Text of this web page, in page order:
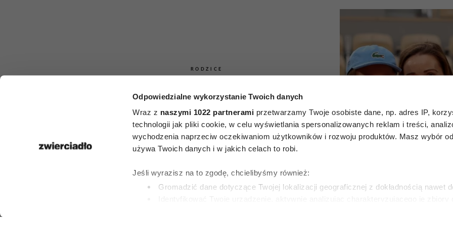
Odpowiedzialne wykorzystanie Twoich danych
Wraz z naszymi 1022 partnerami przetwarzamy Twoje osobiste dane, np. adres IP,
technologii jak pliki cookie, w celu wyświetlania spersonalizowanych reklam i treści,
wychodzenia naprzeciw oczekiwaniom użytkowników i rozwoju produktów. Masz wybór
używa Twoich danych i w jakich celach to robi.
Jeśli wyrazisz na to zgodę, chcielibyśmy również:
Gromadzić dane dotyczące Twojej lokalizacji geograficznej z dokładnością nawet
RODZICE
Novak Djoković
zdradził, co mówi
dzieciom, gdy się
nudzą. Wielu rodziców
będzie zaskoczonych